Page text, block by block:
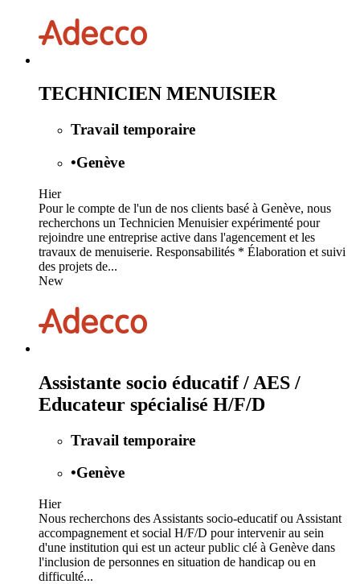
TECHNICIEN MENUISIER
Travail temporaire
•Genève
Hier
Pour le compte de l'un de nos clients basé à Genève, nous
recherchons un Technicien Menuisier expérimenté pour
rejoindre une entreprise active dans l'agencement et les
travaux de menuiserie. Responsabilités * Élaboration et suivi
des projets de...
New
Assistante socio éducatif / AES /
Educateur spécialisé H/F/D
Travail temporaire
•Genève
Hier
Nous recherchons des Assistants socio-educatif ou Assistant
accompagnement et social H/F/D pour intervenir au sein
d'une institution qui est un acteur public clé à Genève dans
l'inclusion de personnes en situation de handicap ou en
difficulté...